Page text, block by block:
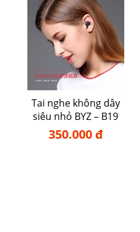
Tai nghe không dây
siêu nhỏ BYZ – B19
350.000 đ